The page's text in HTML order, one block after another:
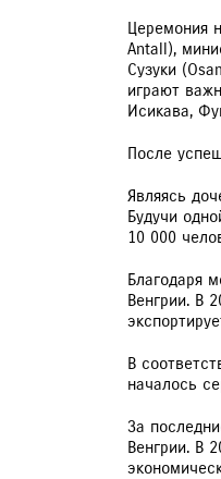
Церемония
Antall),
Сузуки
играют
Исикава,
После
Являясь
Будучи
10 000
Благодаря
Венгрии. В
В
началось
За
Венгрии. В